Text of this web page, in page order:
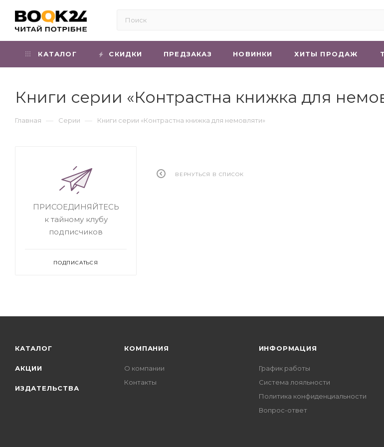
КАТАЛОГ СКИДКИ ПРЕДЗАКАЗ НОВИНКИ ХИТЫ ПРОДАЖ
Книги серии «Контрастна книжка для
Главная — Серии — Книги серии «Контрастна книжка для немовляти»
ВЕРНУТЬСЯ В СПИСОК
ПРИСОЕДИНЯЙТЕСЬ
к тайному клубу
подписчиков
ПОДПИСАТЬСЯ
КАТАЛОГ
АКЦИИ
ИЗДАТЕЛЬСТВА
КОМПАНИЯ
О компании
Контакты
ИНФОРМАЦИЯ
График работы
Система лояльности
Политика конфиденциальности
Вопрос-ответ